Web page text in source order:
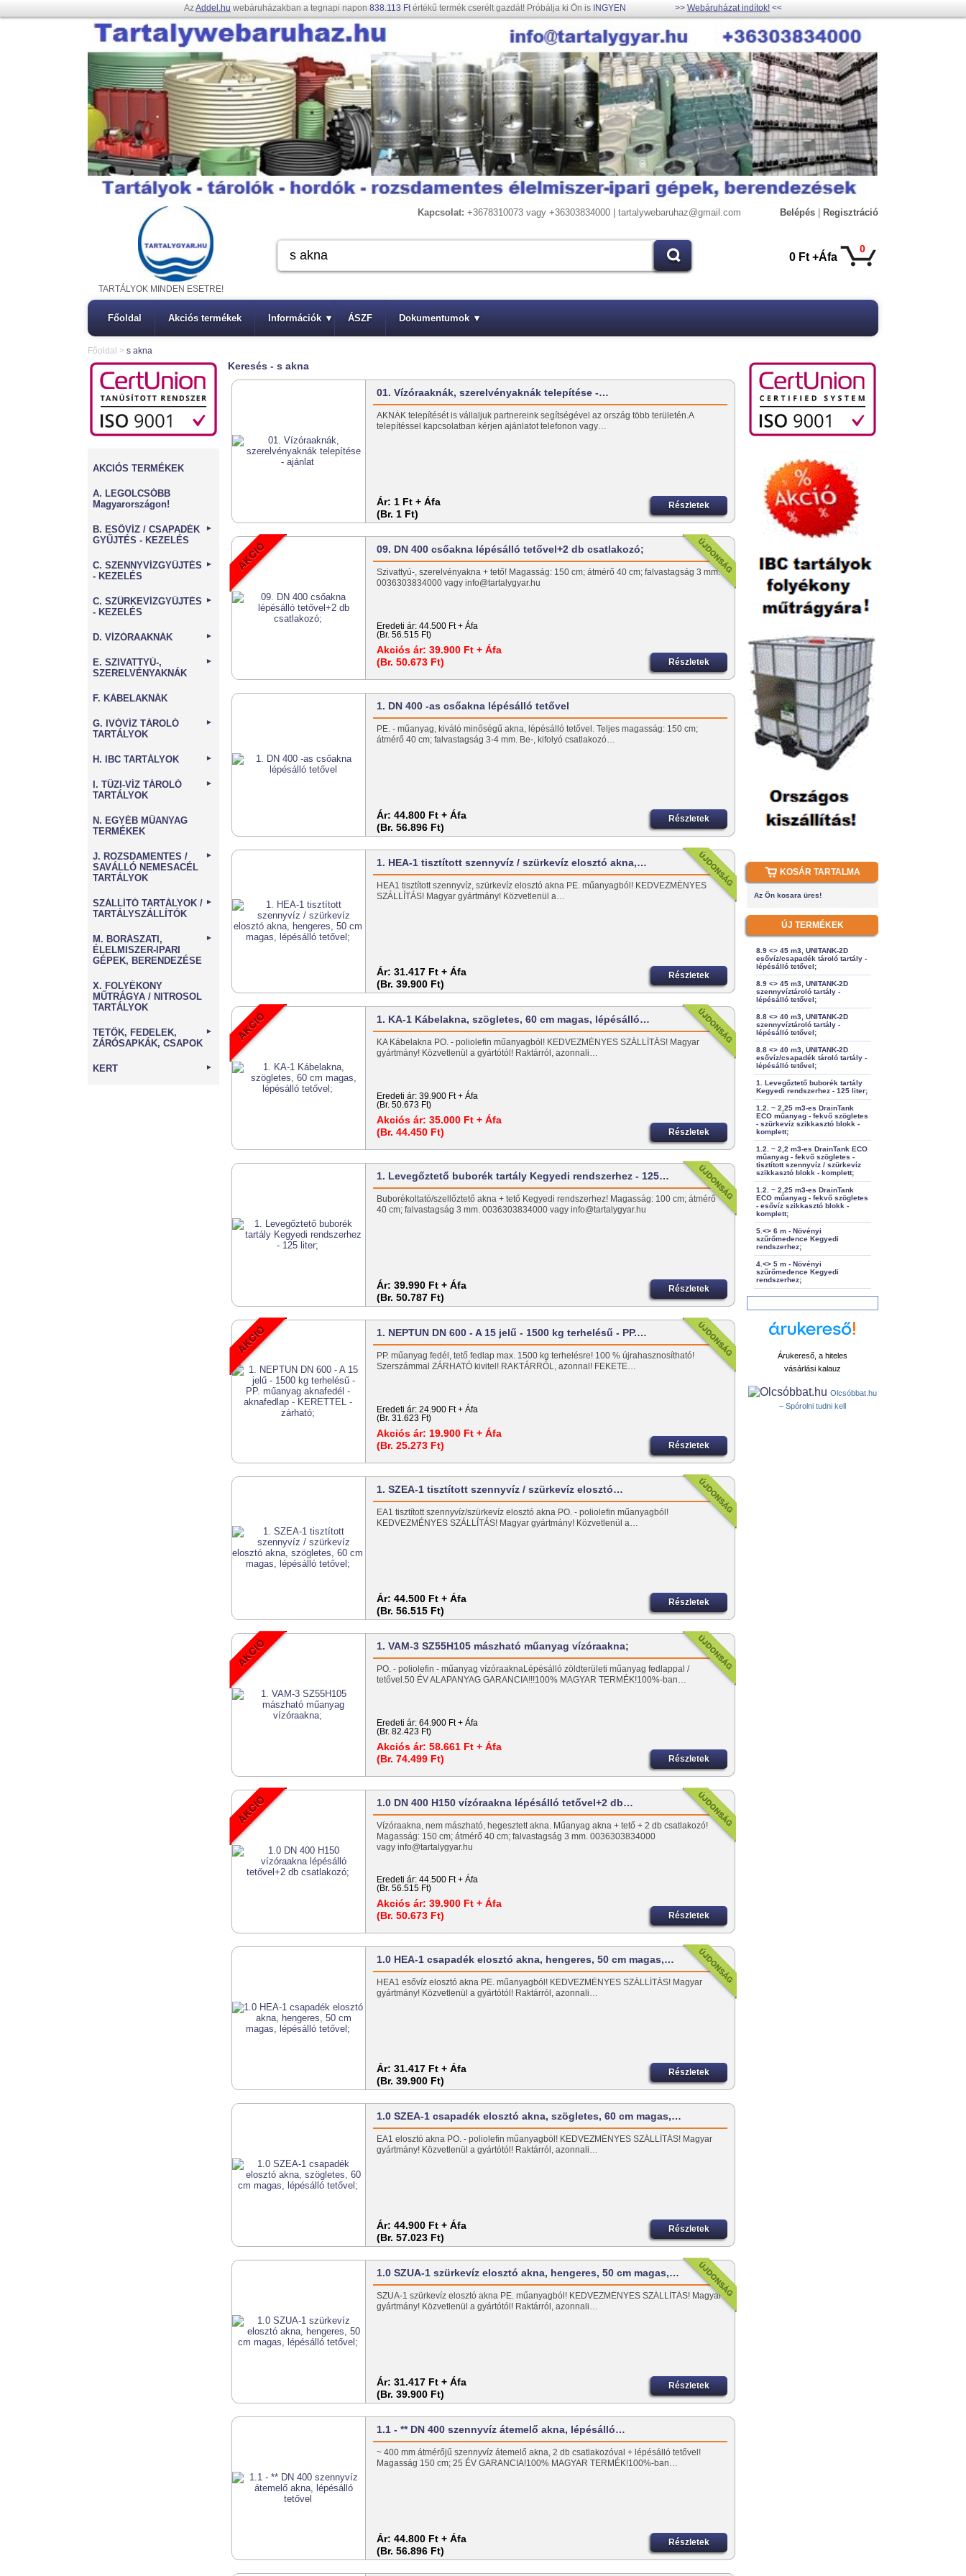
AzAddel.hu webáruházakban a tegnapi napon 838.113 Ftértékű termék cserélt gazdát! Próbálja ki Ön is INGYEN >> Webáruházat indítok! <<
Kapcsolat: +3678310073 vagy +36303834000 | tartalywebaruhaz@gmail.com Belépés Regisztráció
0
0 Ft +Áfa
TARTÁLYOK MINDEN ESETRE!
Főoldal Akciós termékek Információk ▾ ÁSZF Dokumentumok ▾
Főoldal > s akna
AKCIÓS TERMÉKEK
A. LEGOLCSÓBB
Magyarországon!
B. ESŐVÍZ / CSAPADÉK
GYŰJTÉS - KEZELÉS
►
C. SZENNYVÍZGYŰJTÉS
- KEZELÉS
►
C. SZÜRKEVÍZGYŰJTÉS
- KEZELÉS
►
D. VÍZÓRAAKNÁK ►
E. SZIVATTYÚ-,
SZERELVÉNYAKNÁK
►
F. KÁBELAKNÁK
G. IVÓVÍZ TÁROLÓ
TARTÁLYOK
►
H. IBC TARTÁLYOK ►
I. TŰZI-VÍZ TÁROLÓ
TARTÁLYOK
►
N. EGYÉB MŰANYAG
TERMÉKEK
J. ROZSDAMENTES /
SAVÁLLÓ NEMESACÉL
TARTÁLYOK
►
SZÁLLÍTÓ TARTÁLYOK /
TARTÁLYSZÁLLÍTÓK
►
M. BORÁSZATI,
ÉLELMISZER-IPARI
GÉPEK, BERENDEZÉSE
►
X. FOLYÉKONY
MŰTRÁGYA / NITROSOL
TARTÁLYOK
TETŐK, FEDELEK,
ZÁRÓSAPKÁK, CSAPOK
►
KERT ►
Keresés - s akna
01. Vízóraaknák, szerelvényaknák telepítése -…
AKNÁK telepítését is vállaljuk partnereink segítségével az ország több területén.A
telepítéssel kapcsolatban kérjen ajánlatot telefonon vagy…
Ár: 1 Ft + Áfa
(Br. 1 Ft)
Részletek
09. DN 400 csőakna lépésálló tetővel+2 db csatlakozó;
Szivattyú-, szerelvényakna + tető! Magasság: 150 cm; átmérő 40 cm; falvastagság 3 mm.
0036303834000 vagy info@tartalygyar.hu
Eredeti ár: 44.500 Ft + Áfa
(Br. 56.515 Ft)
Akciós ár: 39.900 Ft + Áfa
(Br. 50.673 Ft)
Részletek
1. DN 400 -as csőakna lépésálló tetővel
PE. - műanyag, kiváló minőségű akna, lépésálló tetővel. Teljes magasság: 150 cm;
átmérő 40 cm; falvastagság 3-4 mm. Be-, kifolyó csatlakozó…
Ár: 44.800 Ft + Áfa
(Br. 56.896 Ft)
Részletek
1. HEA-1 tisztított szennyvíz / szürkevíz elosztó akna,…
HEA1 tisztított szennyvíz, szürkevíz elosztó akna PE. műanyagból! KEDVEZMÉNYES
SZÁLLÍTÁS! Magyar gyártmány! Közvetlenül a…
Ár: 31.417 Ft + Áfa
(Br. 39.900 Ft)
Részletek
1. KA-1 Kábelakna, szögletes, 60 cm magas, lépésálló…
KA Kábelakna PO. - poliolefin műanyagból! KEDVEZMÉNYES SZÁLLÍTÁS! Magyar
gyártmány! Közvetlenül a gyártótól! Raktárról, azonnali…
Eredeti ár: 39.900 Ft + Áfa
(Br. 50.673 Ft)
Akciós ár: 35.000 Ft + Áfa
(Br. 44.450 Ft)
Részletek
1. Levegőztető buborék tartály Kegyedi rendszerhez - 125…
Buborékoltató/szellőztető akna + tető Kegyedi rendszerhez! Magasság: 100 cm; átmérő
40 cm; falvastagság 3 mm. 0036303834000 vagy info@tartalygyar.hu
Ár: 39.990 Ft + Áfa
(Br. 50.787 Ft)
Részletek
1. NEPTUN DN 600 - A 15 jelű - 1500 kg terhelésű - PP.…
PP. műanyag fedél, tető fedlap max. 1500 kg terhelésre! 100 % újrahasznosítható!
Szerszámmal ZÁRHATÓ kivitel! RAKTÁRRÓL, azonnal! FEKETE…
Eredeti ár: 24.900 Ft + Áfa
(Br. 31.623 Ft)
Akciós ár: 19.900 Ft + Áfa
(Br. 25.273 Ft)
Részletek
1. SZEA-1 tisztított szennyvíz / szürkevíz elosztó…
EA1 tisztított szennyvíz/szürkevíz elosztó akna PO. - poliolefin műanyagból!
KEDVEZMÉNYES SZÁLLÍTÁS! Magyar gyártmány! Közvetlenül a…
Ár: 44.500 Ft + Áfa
(Br. 56.515 Ft)
Részletek
1. VAM-3 SZ55H105 mászható műanyag vízóraakna;
PO. - poliolefin - műanyag vízóraaknaLépésálló zöldterületi műanyag fedlappal /
tetővel.50 ÉV ALAPANYAG GARANCIA!!!100% MAGYAR TERMÉK!100%-ban…
Eredeti ár: 64.900 Ft + Áfa
(Br. 82.423 Ft)
Akciós ár: 58.661 Ft + Áfa
(Br. 74.499 Ft)
Részletek
1.0 DN 400 H150 vízóraakna lépésálló tetővel+2 db…
Vízóraakna, nem mászható, hegesztett akna. Műanyag akna + tető + 2 db csatlakozó!
Magasság: 150 cm; átmérő 40 cm; falvastagság 3 mm. 0036303834000
vagy info@tartalygyar.hu
Eredeti ár: 44.500 Ft + Áfa
(Br. 56.515 Ft)
Akciós ár: 39.900 Ft + Áfa
(Br. 50.673 Ft)
Részletek
1.0 HEA-1 csapadék elosztó akna, hengeres, 50 cm magas,…
HEA1 esővíz elosztó akna PE. műanyagból! KEDVEZMÉNYES SZÁLLÍTÁS! Magyar
gyártmány! Közvetlenül a gyártótól! Raktárról, azonnali…
Ár: 31.417 Ft + Áfa
(Br. 39.900 Ft)
Részletek
1.0 SZEA-1 csapadék elosztó akna, szögletes, 60 cm magas,…
EA1 elosztó akna PO. - poliolefin műanyagból! KEDVEZMÉNYES SZÁLLÍTÁS! Magyar
gyártmány! Közvetlenül a gyártótól! Raktárról, azonnali…
Ár: 44.900 Ft + Áfa
(Br. 57.023 Ft)
Részletek
1.0 SZUA-1 szürkevíz elosztó akna, hengeres, 50 cm magas,…
SZUA-1 szürkevíz elosztó akna PE. műanyagból! KEDVEZMÉNYES SZÁLLÍTÁS! Magyar
gyártmány! Közvetlenül a gyártótól! Raktárról, azonnali…
Ár: 31.417 Ft + Áfa
(Br. 39.900 Ft)
Részletek
1.1 - ** DN 400 szennyvíz átemelő akna, lépésálló…
~ 400 mm átmérőjű szennyvíz átemelő akna, 2 db csatlakozóval + lépésálló tetővel!
Magasság 150 cm; 25 ÉV GARANCIA!100% MAGYAR TERMÉK!100%-ban…
Ár: 44.800 Ft + Áfa
(Br. 56.896 Ft)
Részletek
KOSÁR TARTALMA
Az Ön kosara üres!
ÚJ TERMÉKEK
8.9 <> 45 m3, UNITANK-2D
esővíz/csapadék tároló tartály -
lépésálló tetővel;
8.9 <> 45 m3, UNITANK-2D
szennyvíztároló tartály -
lépésálló tetővel;
8.8 <> 40 m3, UNITANK-2D
szennyvíztároló tartály -
lépésálló tetővel;
8.8 <> 40 m3, UNITANK-2D
esővíz/csapadék tároló tartály -
lépésálló tetővel;
1. Levegőztető buborék tartály
Kegyedi rendszerhez - 125 liter;
1.2. ~ 2,25 m3-es DrainTank
ECO műanyag - fekvő szögletes
- szürkevíz szikkasztó blokk -
komplett;
1.2. ~ 2,2 m3-es DrainTank ECO
műanyag - fekvő szögletes -
tisztított szennyvíz / szürkevíz
szikkasztó blokk - komplett;
1.2. ~ 2,25 m3-es DrainTank
ECO műanyag - fekvő szögletes
- esővíz szikkasztó blokk -
komplett;
5.<> 6 m - Növényi
szűrőmedence Kegyedi
rendszerhez;
4.<> 5 m - Növényi
szűrőmedence Kegyedi
rendszerhez;
Árukereső, a hiteles
vásárlási kalauz
Olcsóbbat.hu
– Spórolni tudni kell